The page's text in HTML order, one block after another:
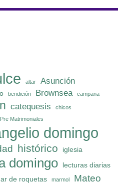
altar Asunción
bendición Brownsea campana
catequesis chicos
Matrimoniales
domingo
histórico iglesia
domingo lecturas diarias
de roquetas marmol Mateo